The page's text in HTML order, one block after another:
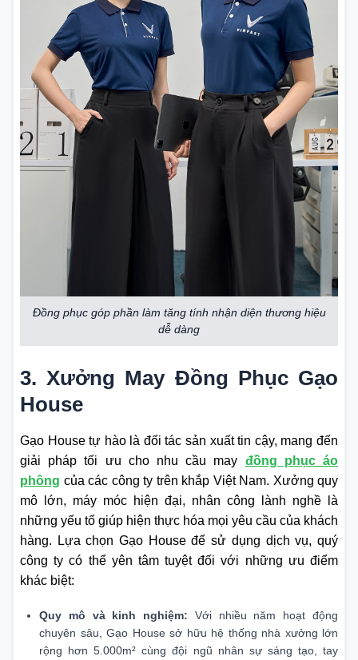
Đồng phục góp phần làm tăng tính nhận diện thương hiệu
dễ dàng
3. Xưởng May Đồng Phục Gạo
House
Gạo House tự hào là đối tác sản xuất tin cậy, mang đến
giải pháp tối ưu cho nhu cầu may đồng phục áo
phông của các công ty trên khắp Việt Nam. Xưởng quy
mô lớn, máy móc hiện đại, nhân công lành nghề là
những yếu tố giúp hiện thực hóa mọi yêu cầu của khách
hàng. Lựa chọn Gạo House để sử dụng dịch vụ, quý
công ty có thể yên tâm tuyệt đối với những ưu điểm
khác biệt:
Quy mô và kinh nghiệm: Với nhiều năm hoạt động
chuyên sâu, Gạo House sở hữu hệ thống nhà xưởng lớn
rộng hơn 5.000m² cùng đội ngũ nhân sự sáng tạo, tay